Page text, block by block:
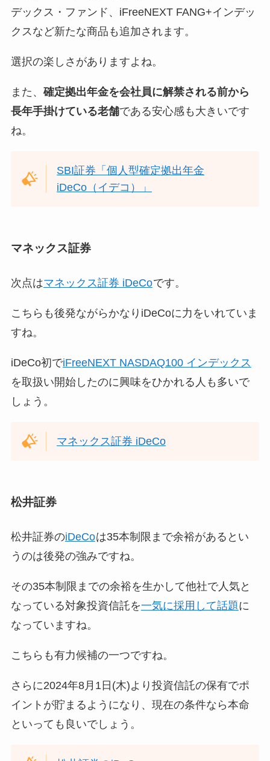
デックス・ファンド、iFreeNEXT FANG+インデッ
クスなど新たな商品も追加されます。
選択の楽しさがありますよね。
また、 確定拠出年金を会社員に解禁される前から
長年手掛けている老舗である安心感も大きいです
ね。
SBI証券「個人型確定拠出年金
iDeCo（イデコ）」
マネックス証券
次点はマネックス証券 iDeCoです。
こちらも後発ながらかなりiDeCoに力をいれていま
すね。
iDeCo初でiFreeNEXT NASDAQ100 インデックス
を取扱い開始したのに興味をひかれる人も多いで
しょう。
マネックス証券 iDeCo
松井証券
松井証券のiDeCoは35本制限まで余裕があるとい
うのは後発の強みですね。
その35本制限までの余裕を生かして他社で人気と
なっている対象投資信託を一気に採用して話題に
なっていますね。
こちらも有力候補の一つですね。
さらに2024年8月1日(木)より投資信託の保有でポ
イントが貯まるようになり、現在の条件なら本命
といっても良いでしょう。